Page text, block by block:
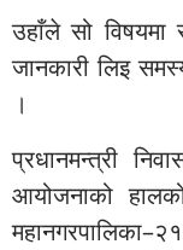
उहाँले सो विषयमा
जानकारी लिइ
।
प्रधानमन्त्री
आयोजनाको